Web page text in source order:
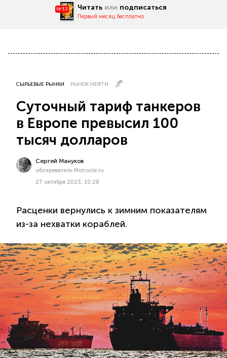
№33 Читать или подписаться
Первый месяц бесплатно
СЫРЬЕВЫЕ РЫНКИ РЫНОК НЕФТИ
Суточный тариф танкеров
в Европе превысил 100
тысяч долларов
Сергей Мануков
обозреватель Monocle.ru
27 октября 2023, 10:28
Расценки вернулись к зимним показателям
из-за нехватки кораблей.